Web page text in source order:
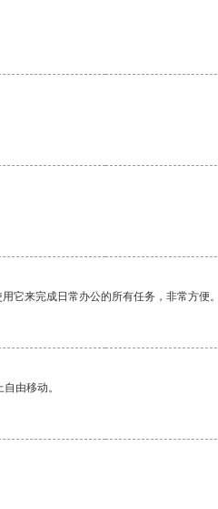
它来完成日常办公的所有任务，非常方便。
由移动。